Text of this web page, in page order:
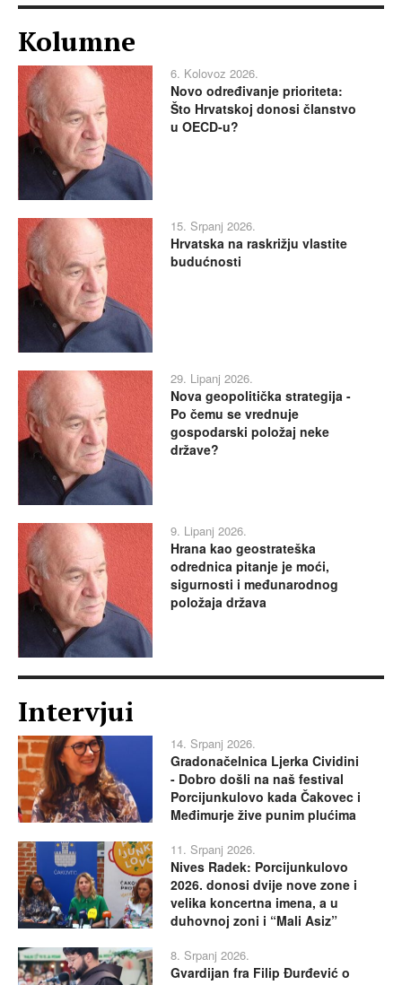
Kolumne
6. Kolovoz 2026.
Novo određivanje prioriteta:
Što Hrvatskoj donosi članstvo
u OECD-u?
15. Srpanj 2026.
Hrvatska na raskrižju vlastite
budućnosti
29. Lipanj 2026.
Nova geopolitička strategija -
Po čemu se vrednuje
gospodarski položaj neke
države?
9. Lipanj 2026.
Hrana kao geostrateška
odrednica pitanje je moći,
sigurnosti i međunarodnog
položaja država
Intervjui
14. Srpanj 2026.
Gradonačelnica Ljerka Cividini
- Dobro došli na naš festival
Porcijunkulovo kada Čakovec i
Međimurje žive punim plućima
11. Srpanj 2026.
Nives Radek: Porcijunkulovo
2026. donosi dvije nove zone i
velika koncertna imena, a u
duhovnoj zoni i “Mali Asiz”
8. Srpanj 2026.
Gvardijan fra Filip Đurđević o